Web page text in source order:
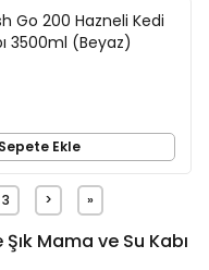
Go 200 Hazneli Kedi
3500ml (Beyaz)
Sepete Ekle
3 > »
Mama ve Su Kabı